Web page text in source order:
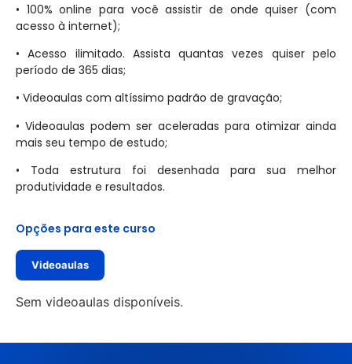
• 100% online para você assistir de onde quiser (com
acesso à internet);
• Acesso ilimitado. Assista quantas vezes quiser pelo
período de 365 dias;
• Videoaulas com altíssimo padrão de gravação;
• Videoaulas podem ser aceleradas para otimizar ainda
mais seu tempo de estudo;
• Toda estrutura foi desenhada para sua melhor
produtividade e resultados.
Opções para este curso
Videoaulas
Sem videoaulas disponíveis.